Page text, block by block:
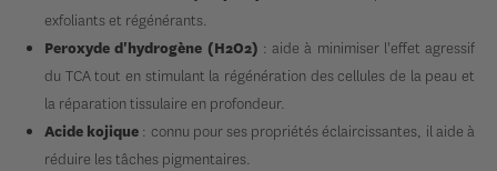
exfoliants et régénérants.
Peroxyde d'hydrogène (H2O2) : aide à minimiser l'effet agressif
du TCA tout en stimulant la régénération des cellules de la peau et
la réparation tissulaire en profondeur.
Acide kojique : connu pour ses propriétés éclaircissantes, il aide à
réduire les tâches pigmentaires.